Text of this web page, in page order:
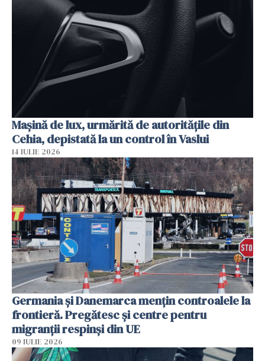
Mașină de lux, urmărită de autoritățile din
Cehia, depistată la un control în Vaslui
14 IULIE 2026
Germania și Danemarca mențin controalele la
frontieră. Pregătesc și centre pentru
migranții respinși din UE
09 IULIE 2026